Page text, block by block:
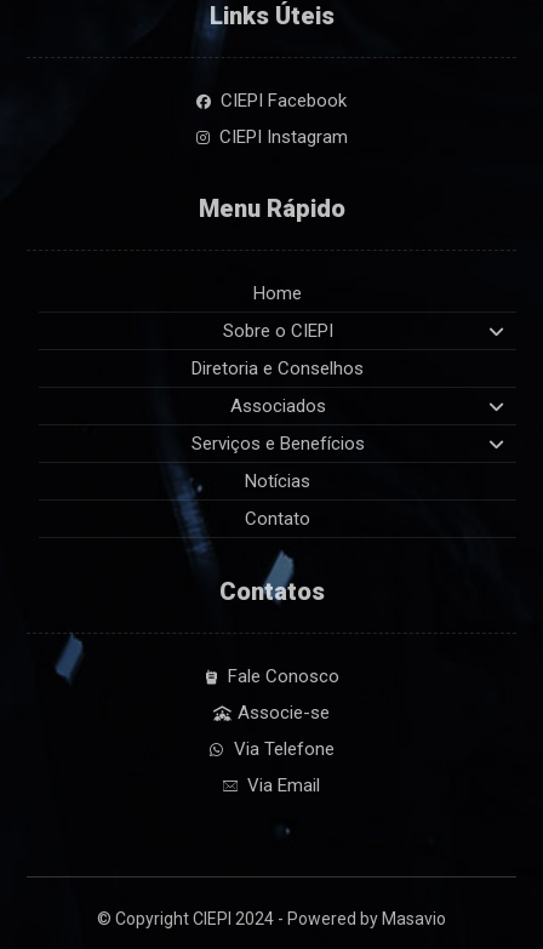
Links Úteis
CIEPI Facebook
CIEPI Instagram
Menu Rápido
Home
Sobre o CIEPI
Diretoria e Conselhos
Associados
Serviços e Benefícios
Notícias
Contato
Contatos
Fale Conosco
Associe-se
Via Telefone
Via Email
© Copyright CIEPI 2024 - Powered by Masavio